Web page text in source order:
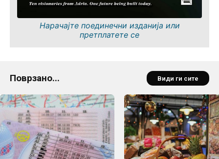
Нарачајте поединечни изданија или
претплатете се
Поврзано... Види ги сите